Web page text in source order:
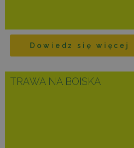
Dowiedz się więcej
TRAWA NA BOISKA